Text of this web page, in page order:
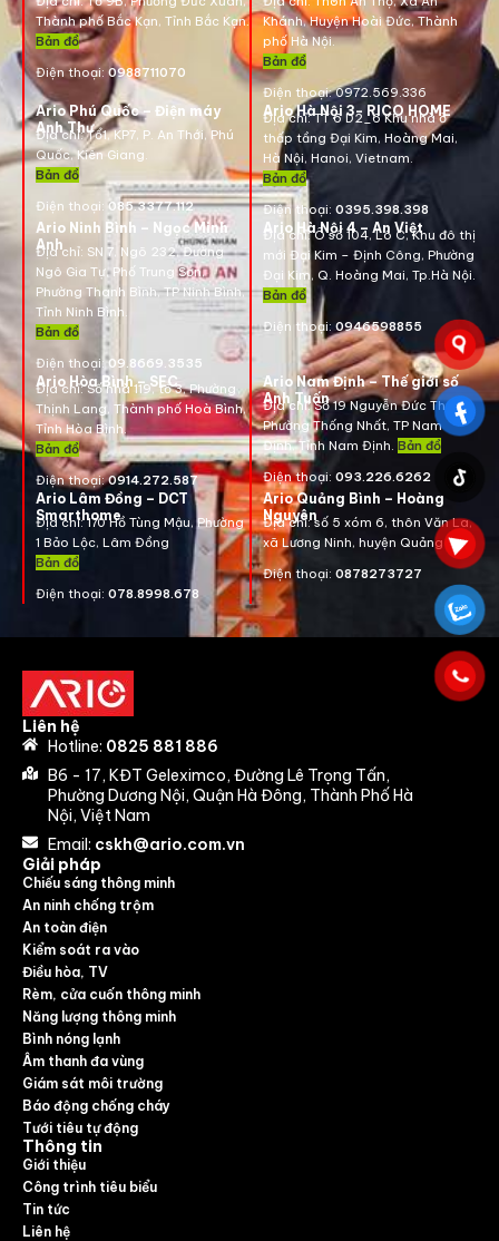
Thành phố Bắc Kạn, Tỉnh Bắc Kạn.
Bản đồ
Điện thoại: 0988711070
Khánh, Huyện Hoài Đức, Thành
phố Hà Nội.
Bản đồ
Điện thoại:0972.569.336
Ario Phú Quốc – Điện máy
Anh Thư
Địa chỉ:Tổ1, KP7, P. An Thới, Phú
Quốc, Kiên Giang.
Bản đồ
Điện thoại: 085.3377.112
Ario Hà Nội 3- RICO HOME
Địa chỉ: TT 6 D2_6 Khu nhà ở
thấp tầng Đại Kim, Hoàng Mai,
Hà Nội, Hanoi, Vietnam
Bản đồ
Điện thoại: 0395.398.398
Ario Ninh Bình – Ngọc Minh
Anh
Địa chỉ: SN 7, Ngõ 232, Đường
Ngô Gia Tự, Phố Trung Sơn,
Phường Thanh Bình, TP Ninh Bình,
Tỉnh Ninh Bình.
Bản đồ
Điện thoại:09.8669.3535
Ario Hà Nội 4 – An Việt
Địa chỉ:Ô số 104, Lô C, Khu đô thị
mới Đại Kim – Định Công, Phường
Đại Kim, Q. Hoàng Mai, Tp.Hà Nội.
Bản đồ
Điện thoại: 0946598855
Ario Hòa Bình – SEC
Địa chỉ:Số nhà 119, tổ 3, Phường
Thịnh Lang, Thành phố Hoà Bình,
Tỉnh Hòa Bình.
Bản đồ
Điện thoại:0914.272.587
Ario Nam Định – Thế giới số
Anh Tuấn
Địa chỉ:Số 19 Nguyễn Đức Thuận ,
Phường Thống Nhất, TP Nam
Định, Tỉnh Nam Định. Bản đồ
Điện thoại: 093.226.6262
Ario Lâm Đồng – DCT
Smarthome
Địa chỉ: 170 Hồ Tùng Mậu, Phường
1 Bảo Lộc, Lâm Đồng
Bản đồ
Điện thoại: 078.8998.678
Ario Quảng Bình – Hoàng
Nguyên
Địa chỉ: số 5 xóm 6, thôn Văn La,
xã Lương Ninh, huyện Quảng Bình
Điện thoại: 0878273727
Liên hệ
Hotline: 0825 881 886
B6 - 17, KĐT Geleximco, Đường Lê Trọng Tấn,
Phường Dương Nội, Quận Hà Đông, Thành Phố Hà
Nội, Việt Nam
Email: cskh@ario.com.vn
Giải pháp
Chiếu sáng thông minh
An ninh chống trộm
An toàn điện
Kiểm soát ra vào
Điều hòa, TV
Rèm, cửa cuốn thông minh
Năng lượng thông minh
Bình nóng lạnh
Âm thanh đa vùng
Giám sát môi trường
Báo động chống cháy
Tưới tiêu tự động
Thông tin
Giới thiệu
Công trình tiêu biểu
Tin tức
Liên hệ